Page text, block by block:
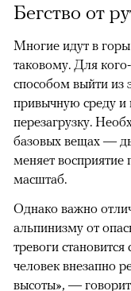
Бегство от
Многие идут в
таковому. Для
способом выйти из
привычную среду
перезагрузку.
базовых вещах —
меняет
масштаб.
Однако важно
альпинизму от
тревоги
человек внезапно
высоты», —